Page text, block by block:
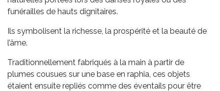
funérailles de hauts dignitaires.
Ils symbolisent la richesse, la prospérité et la beauté de
l’âme.
Traditionnellement fabriqués à la main à partir de
plumes cousues sur une base en raphia, ces objets
étaient ensuite repliés comme des éventails pour être